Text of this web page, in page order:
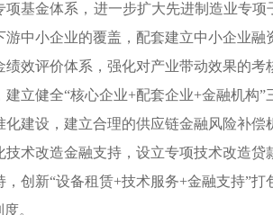
项基金体系，进一步扩大先进制造业专
游中小企业的覆盖，配套建立中小企业
绩效评价体系，强化对产业带动效果的
建立健全“核心企业+配套企业+金融机构
化建设，建立合理的供应链金融风险补
技术改造金融支持，设立专项技术改造
，创新“设备租赁+技术服务+金融支持”
。